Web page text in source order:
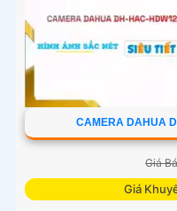
CAMERA DAHUA
Giá
Giá